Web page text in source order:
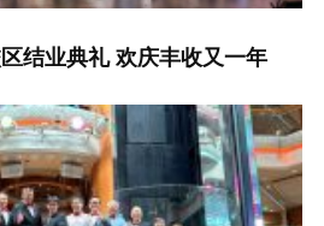
结业典礼 欢庆丰收又一年